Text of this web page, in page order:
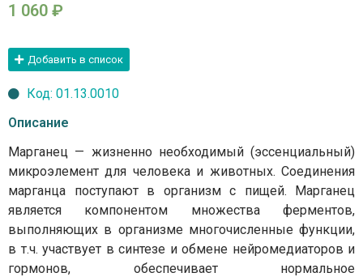
1 060 ₽
Добавить в список
Код: 01.13.0010
Описание
Марганец — жизненно необходимый (эссенциальный)
микроэлемент для человека и животных. Соединения
марганца поступают в организм с пищей. Марганец
является компонентом множества ферментов,
выполняющих в организме многочисленные функции,
в т.ч. участвует в синтезе и обмене нейромедиаторов и
гормонов, обеспечивает нормальное